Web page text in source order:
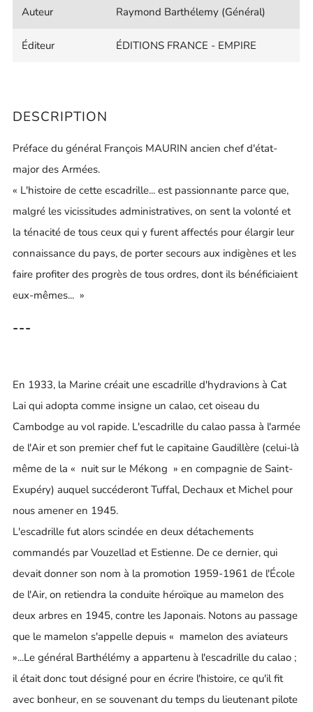
Auteur Raymond Barthélemy (Général)
Éditeur ÉDITIONS FRANCE - EMPIRE
DESCRIPTION
Préface du général François MAURIN ancien chef d'état-
major des Armées.
« L'histoire de cette escadrille... est passionnante parce que,
malgré les vicissitudes administratives, on sent la volonté et
la ténacité de tous ceux qui y furent affectés pour élargir leur
connaissance du pays, de porter secours aux indigènes et les
faire profiter des progrès de tous ordres, dont ils bénéficiaient
eux-mêmes... »
---
En 1933, la Marine créait une escadrille d'hydravions à Cat
Lai qui adopta comme insigne un calao, cet oiseau du
Cambodge au vol rapide. L'escadrille du calao passa à l'armée
de l'Air et son premier chef fut le capitaine Gaudillère (celui-là
même de la « nuit sur le Mékong » en compagnie de Saint-
Exupéry) auquel succéderont Tuffal, Dechaux et Michel pour
nous amener en 1945.
L'escadrille fut alors scindée en deux détachements
commandés par Vouzellad et Estienne. De ce dernier, qui
devait donner son nom à la promotion 1959-1961 de l'École
de l'Air, on retiendra la conduite héroïque au mamelon des
deux arbres en 1945, contre les Japonais. Notons au passage
que le mamelon s'appelle depuis « mamelon des aviateurs
»...Le général Barthélémy a appartenu à l'escadrille du calao ;
il était donc tout désigné pour en écrire l'histoire, ce qu'il fit
avec bonheur, en se souvenant du temps du lieutenant pilote